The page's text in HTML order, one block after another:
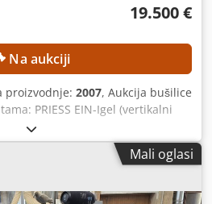
19.500 €
Na aukciji
proizvodnje: 2007, Aukcija bušilice
PRIESS EIN-Igel (vertikalni
BAT-DTW-CNC PRIESS BAT-
CNC WANDRES CVT 05/1000
TEHNIČKI PODACI Vertikalni
bušilica Vrsta obrade:
Mali oglasi